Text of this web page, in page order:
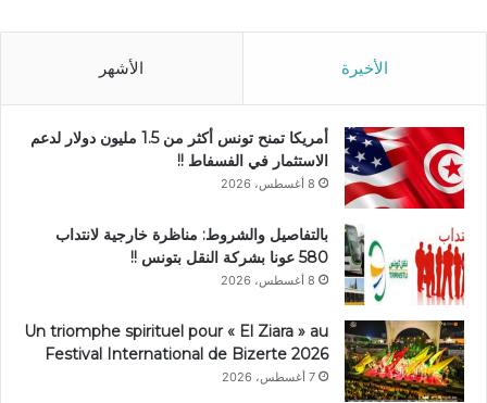
الأخيرة الأشهر
أمريكا تمنح تونس أكثر من 1.5 مليون دولار لدعم
الاستثمار في الفسفاط !!
8 أغسطس، 2026
بالتفاصيل والشروط: مناظرة خارجية لانتداب
580 عونا بشركة النقل بتونس !!
8 أغسطس، 2026
Un triomphe spirituel pour « El Ziara » au
Festival International de Bizerte 2026
7 أغسطس، 2026